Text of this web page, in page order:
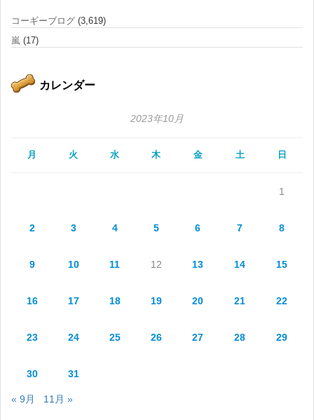
コーギーブログ (3,619)
嵐 (17)
カレンダー
2023年10月
月 火 水 木 金 土 日
1
2 3 4 5 6 7 8
9 10 11 12 13 14 15
16 17 18 19 20 21 22
23 24 25 26 27 28 29
30 31
« 9月 11月 »